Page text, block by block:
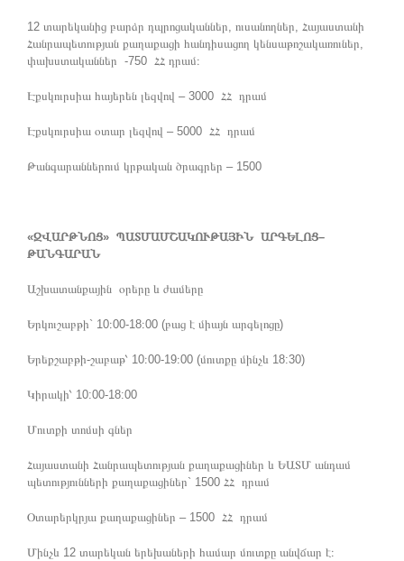
12 տարեկանից բարձր դպրոցականներ, ուսանողներ, Հայաստանի
Հանրապետության քաղաքացի հանդիսացող կենսաթոշակառուներ,
փախստականներ -750 ՀՀ դրամ։
Էքսկուրսիա հայերեն լեզվով – 3000 ՀՀ դրամ
Էքսկուրսիա օտար լեզվով – 5000 ՀՀ դրամ
Թանգարաններում կրթական ծրագրեր – 1500
«ԶՎԱՐԹՆՈՑ» ՊԱՏՄԱՄՇԱԿՈՒԹԱՅԻՆ ԱՐԳԵԼՈՑ–
ԹԱՆԳԱՐԱՆ
Աշխատանքային օրերը և ժամերը
Երկուշաբթի` 10։00-18։00 (բաց է միայն արգելոցը)
Երեքշաբթի-շաբաթ՝ 10։00-19։00 (մուտքը մինչև 18:30)
Կիրակի՝ 10:00-18:00
Մուտքի տոմսի գներ
Հայաստանի Հանրապետության քաղաքացիներ և ԵԱՏՄ անդամ
պետությունների քաղաքացիներ` 1500 ՀՀ դրամ
Օտարերկրյա քաղաքացիներ – 1500 ՀՀ դրամ
Մինչև 12 տարեկան երեխաների համար մուտքը անվճար է։